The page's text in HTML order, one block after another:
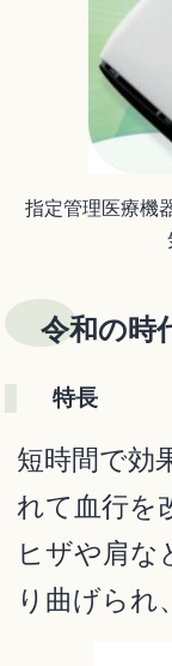
指定管理医療機
令和の時
特長
短時間で効
れて血行を
ヒザや肩な
り曲げられ